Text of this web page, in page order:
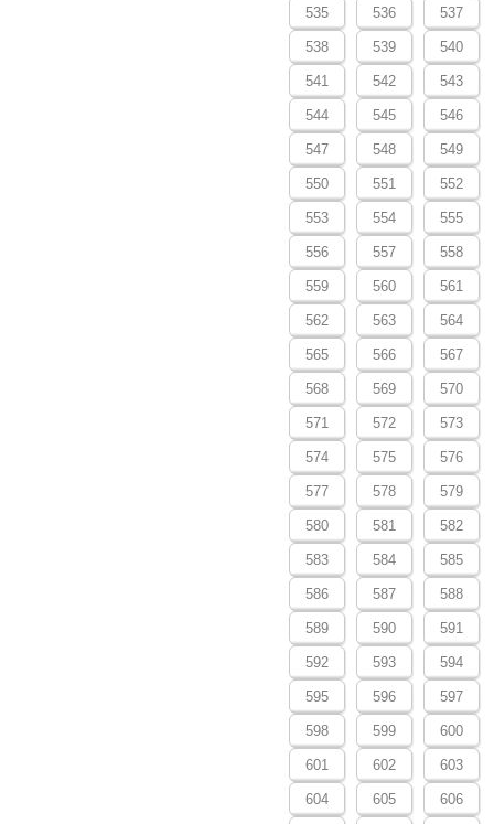
535 536 537
538 539 540
541 542 543
544 545 546
547 548 549
550 551 552
553 554 555
556 557 558
559 560 561
562 563 564
565 566 567
568 569 570
571 572 573
574 575 576
577 578 579
580 581 582
583 584 585
586 587 588
589 590 591
592 593 594
595 596 597
598 599 600
601 602 603
604 605 606